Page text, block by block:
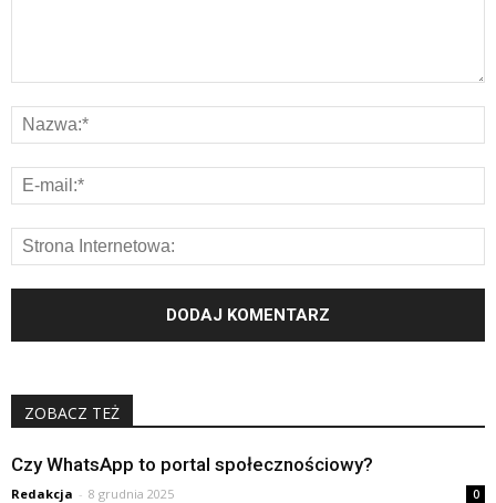
ZOBACZ TEŻ
Czy WhatsApp to portal społecznościowy?
Redakcja - 8 grudnia 2025 0